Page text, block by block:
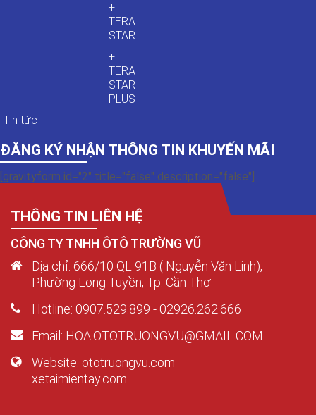
+
TERA
STAR
+
TERA
STAR
PLUS
Tin tức
ĐĂNG KÝ NHẬN THÔNG TIN KHUYẾN MÃI
[gravityform id="2" title="false" description="false"]
THÔNG TIN LIÊN HỆ
CÔNG TY TNHH ÔTÔ TRƯỜNG VŨ
Địa chỉ: 666/10 QL 91B ( Nguyễn Văn Linh),
Phường Long Tuyền, Tp. Cần Thơ
Hotline: 0907.529.899 - 02926.262.666
Email: HOA.OTOTRUONGVU@GMAIL.COM
Website: ototruongvu.com
xetaimientay.com